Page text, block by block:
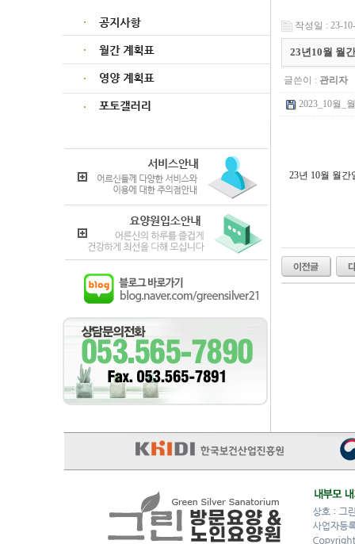
작성일 : 23-
23년10월 월
글쓴이 : 관리자
2023_10월_
23년 10월 월